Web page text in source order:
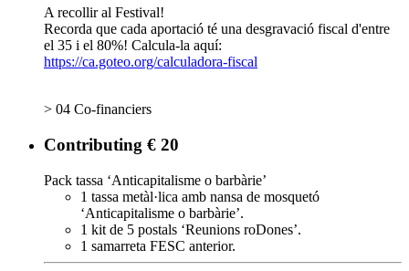
A recollir al Festival!
Recorda que cada aportació té una desgravació fiscal d'entre
el 35 i el 80%! Calcula-la aquí:
https://ca.goteo.org/calculadora-fiscal
> 04 Co-financiers
Contributing € 20
Pack tassa ‘Anticapitalisme o barbàrie’
1 tassa metàl·lica amb nansa de mosquetó
‘Anticapitalisme o barbàrie’.
1 kit de 5 postals ‘Reunions roDones’.
1 samarreta FESC anterior.